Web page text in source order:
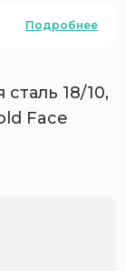
Подробнее
18/10,
Face